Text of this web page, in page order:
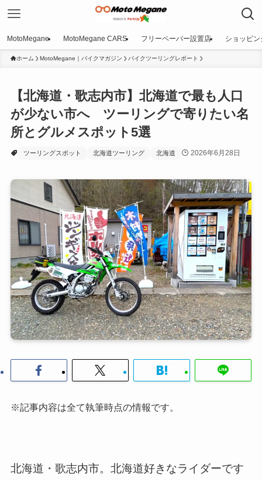
MotoMegane MotoMegane CARS フリーペーパー設置店 ショッピン
ホーム MotoMegane｜バイクマガジン バイクツーリングレポート
【北海道・歌志内市】北海道で最も人口
が少ない市へ ツーリングで寄りたい名
所とグルメスポット5選
ツーリングスポット 北海道ツーリング 北海道 2026年6月28日
※記事内容は全て執筆時点の情報です。
北海道・歌志内市。北海道好きなライダーです